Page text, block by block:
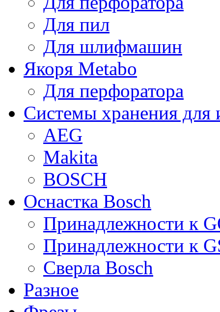
Для пил
Для шлифмашин
Якоря Metabo
Для перфоратора
Системы хранения для
AEG
Makita
BOSCH
Оснастка Bosch
Принадлежности к
Принадлежности к
Сверла Bosch
Разное